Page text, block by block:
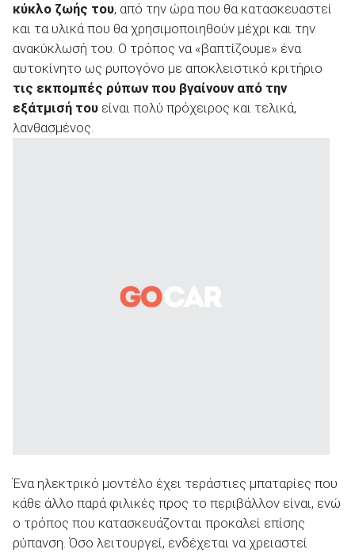
κύκλο ζωής του, από την ώρα που θα κατασκευαστεί
και τα υλικά που θα χρησιμοποιηθούν μέχρι και την
ανακύκλωσή του. Ο τρόπος να «βαπτίζουμε» ένα
αυτοκίνητο ως ρυπογόνο με αποκλειστικό κριτήριο
τις εκπομπές ρύπων που βγαίνουν από την
εξάτμισή του είναι πολύ πρόχειρος και τελικά,
λανθασμένος.
Ένα ηλεκτρικό μοντέλο έχει τεράστιες μπαταρίες που
κάθε άλλο παρά φιλικές προς το περιβάλλον είναι, ενώ
ο τρόπος που κατασκευάζονται προκαλεί επίσης
ρύπανση. Όσο λειτουργεί, ενδέχεται να χρειαστεί